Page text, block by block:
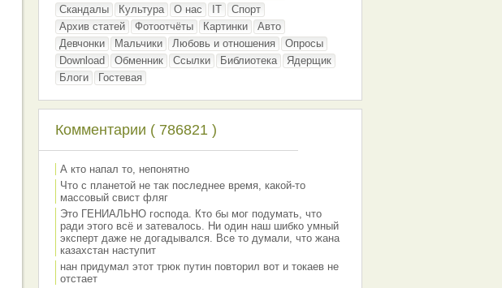
Скандалы
Культура О нас IT
Спорт
Архив статей
Фотоотчёты Картинки
Авто
Девчонки
Мальчики Любовь и отношения
Опросы
Download
Обменник Ссылки Библиотека
Ядерщик
Блоги
Гостевая
Комментарии ( 786821 )
А кто напал то, непонятно
Что с планетой не так последнее время, какой-то
массовый свист фляг
Это ГЕНИАЛЬНО господа. Кто бы мог подумать, что
ради этого всё и затевалось. Ни один наш шибко умный
эксперт даже не догадывался. Все то думали, что жана
казахстан наступит
нан придумал этот трюк путин повторил вот и токаев не
отстает